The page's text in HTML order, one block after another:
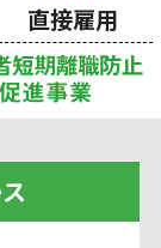
直接雇用